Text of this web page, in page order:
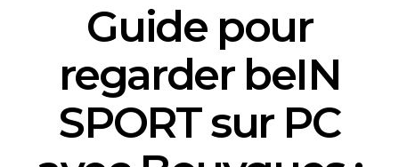
Guide pour
regarder beIN
SPORT sur PC